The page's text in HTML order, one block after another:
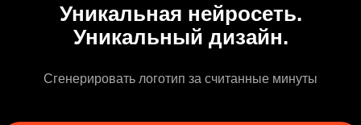
Уникальная нейросеть.
Уникальный дизайн.
Сгенерировать логотип за считанные минуты